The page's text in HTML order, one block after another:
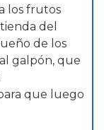
los frutos
del
de los
galpón, que
que luego